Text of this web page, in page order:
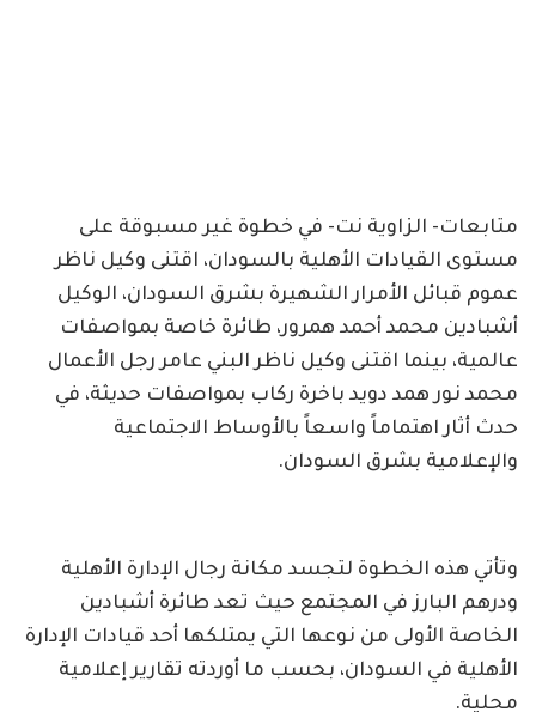
متابعات- الزاوية نت- في خطوة غير مسبوقة على
مستوى القيادات الأهلية بالسودان، اقتنى وكيل ناظر
عموم قبائل الأمرار الشهيرة بشرق السودان، الوكيل
أشبادين محمد أحمد همرور، طائرة خاصة بمواصفات
عالمية، بينما اقتنى وكيل ناظر البني عامر رجل الأعمال
محمد نور همد دويد باخرة ركاب بمواصفات حديثة، في
حدث أثار اهتماماً واسعاً بالأوساط الاجتماعية
والإعلامية بشرق السودان.
وتأتي هذه الخطوة لتجسد مكانة رجال الإدارة الأهلية
ودرهم البارز في المجتمع حيث تعد طائرة أشبادين
الخاصة الأولى من نوعها التي يمتلكها أحد قيادات الإدارة
الأهلية في السودان، بحسب ما أوردته تقارير إعلامية
محلية.